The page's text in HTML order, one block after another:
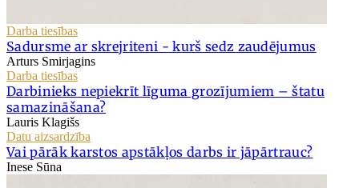
Darba tiesības
Sadursme ar skrejriteni - kurš sedz zaudējumus
Arturs Smirjagins
Darba tiesības
Darbinieks nepiekrīt līguma grozījumiem – štatu
samazināšana?
Lauris Klagišs
Datu aizsardzība
Vai pārāk karstos apstākļos darbs ir jāpārtrauc?
Inese Sūna